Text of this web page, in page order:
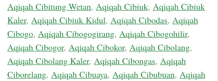
Aqiqah Cibitung Wetan, Aqiqah Cibiuk, Aqiqah Cibiuk
Kaler, Aqiqah Cibiuk Kidul, Aqiqah Cibodas, Aqiqah
Cibogo, Aqiqah Cibogogirang, Aqiqah Cibogohilir,
Aqiqah Cibogor, Aqiqah Cibokor, Aqiqah Cibolang,
Aqiqah Cibolang Kaler, Aqiqah Cibongas, Aqiqah
Ciborelang, Aqiqah Cibuaya, Aqiqah Cibubuan, Aqiqah